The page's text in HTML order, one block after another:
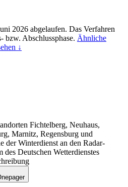
2026 abgelaufen. Das Verfahren
bzw. Abschlussphase. Ähnliche
↓
Fichtelberg, Neuhaus,
Marnitz, Regensburg und
der Winterdienst an den Radar-
Deutschen Wetterdienstes